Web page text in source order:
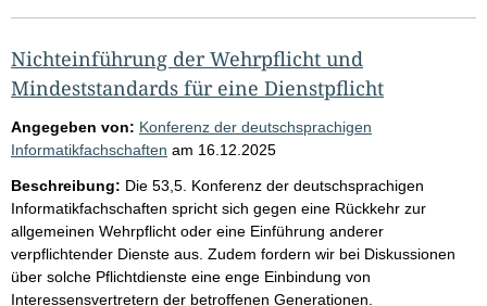
Nichteinführung der Wehrpflicht und
Mindeststandards für eine Dienstpflicht
Angegeben von: Konferenz der deutschsprachigen
Informatikfachschaften am 16.12.2025
Beschreibung: Die 53,5. Konferenz der deutschsprachigen
Informatikfachschaften spricht sich gegen eine Rückkehr zur
allgemeinen Wehrpflicht oder eine Einführung anderer
verpflichtender Dienste aus. Zudem fordern wir bei Diskussionen
über solche Pflichtdienste eine enge Einbindung von
Interessensvertretern der betroffenen Generationen.